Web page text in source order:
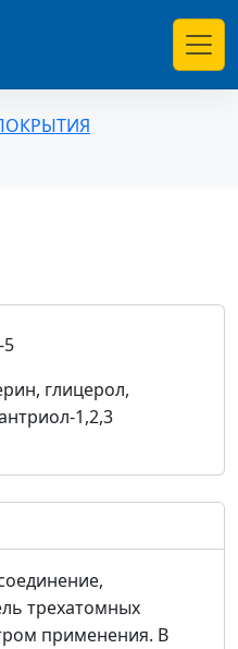
5
глицерол,
1,2,3
трехатомных
применения. В